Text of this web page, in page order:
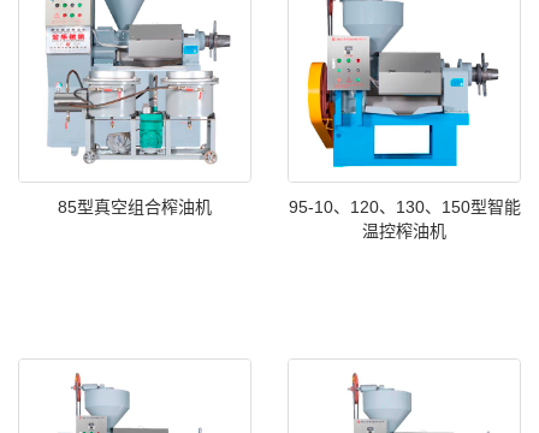
85型真空组合榨油机
95-10、120、130、150型智能
温控榨油机